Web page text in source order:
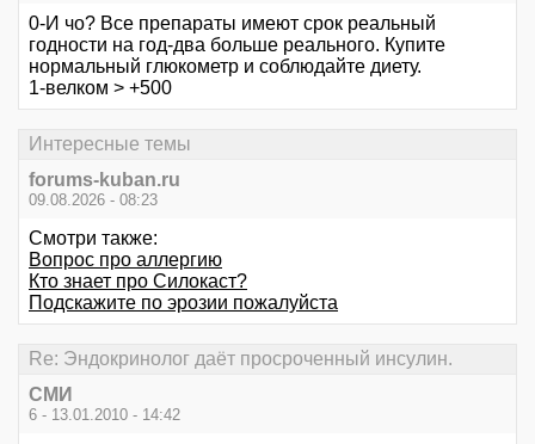
0-И чо? Все препараты имеют срок реальный
годности на год-два больше реального. Купите
нормальный глюкометр и соблюдайте диету.
1-велком > +500
Интересные темы
forums-kuban.ru
09.08.2026 - 08:23
Смотри также:
Вопрос про аллергию
Кто знает про Силокаст?
Подскажите по эрозии пожалуйста
Re: Эндокринолог даёт просроченный инсулин.
СМИ
6 - 13.01.2010 - 14:42